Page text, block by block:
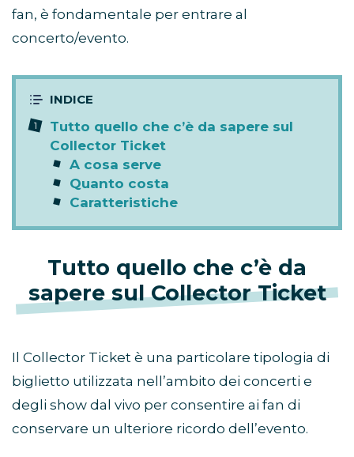
fan, è fondamentale per entrare al
concerto/evento.
Tutto quello che c’è da sapere sul
Collector Ticket
A cosa serve
Quanto costa
Caratteristiche
Tutto quello che c’è da
sapere sul Collector Ticket
Il Collector Ticket è una particolare tipologia di
biglietto utilizzata nell’ambito dei concerti e
degli show dal vivo per consentire ai fan di
conservare un ulteriore ricordo dell’evento.